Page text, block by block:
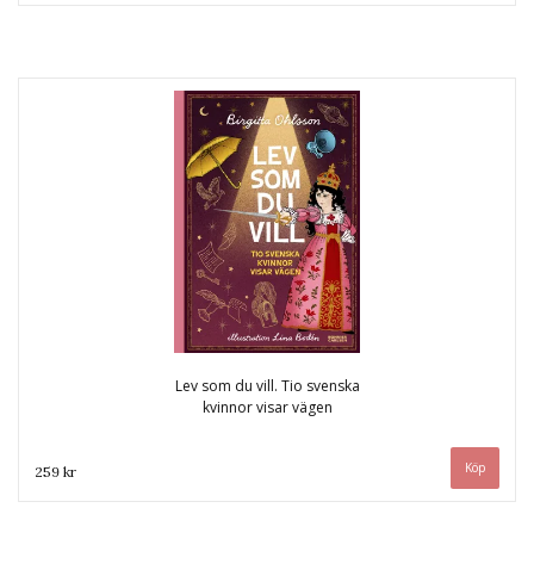
Lev som du vill. Tio svenska
kvinnor visar vägen
259 kr